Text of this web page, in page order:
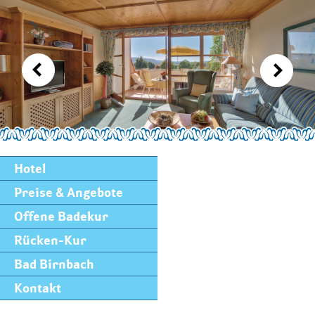
Hotel
Preise & Angebote
Offene Badekur
Rücken-Kur
Bad Birnbach
Kontakt